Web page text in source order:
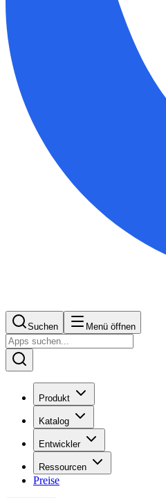
Suchen Menü öffnen
Produkt
Katalog
Entwickler
Ressourcen
Preise